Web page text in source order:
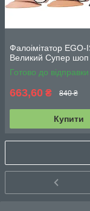
Фалоімітатор EGO-
Великий Супер шоп
Готово до відправки
663,60 ₴ 840 ₴
Купити